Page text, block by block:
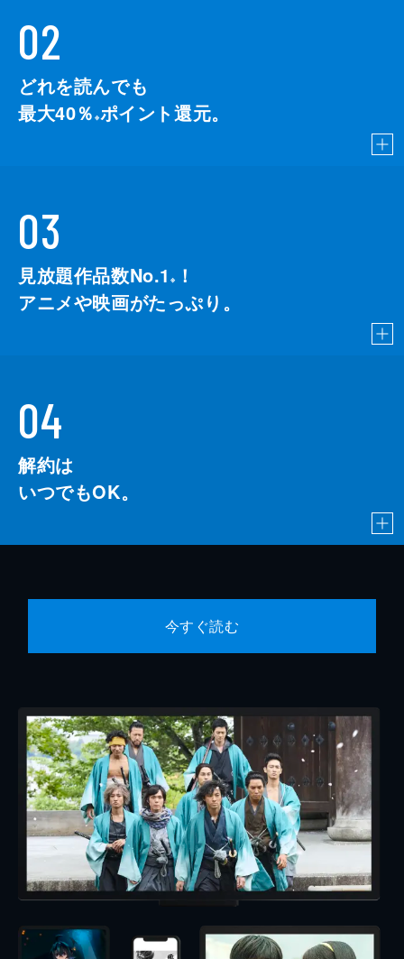
02
どれを読んでも
最大40％ ※ポイント還元。
03
見放題作品数No.1 ※
！
アニメや映画がたっぷり。
04
解約は
いつでもOK。
今すぐ読む